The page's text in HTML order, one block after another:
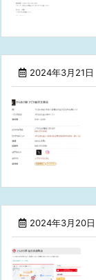
2024年3月21日
2024年3月20日